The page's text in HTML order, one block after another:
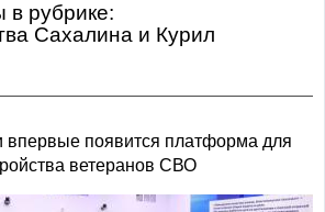
рубрике:
Сахалина и Курил
впервые появится платформа для
ветеранов СВО